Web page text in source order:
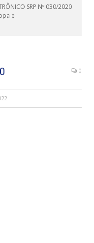
SRP Nº 030/2020
e
0